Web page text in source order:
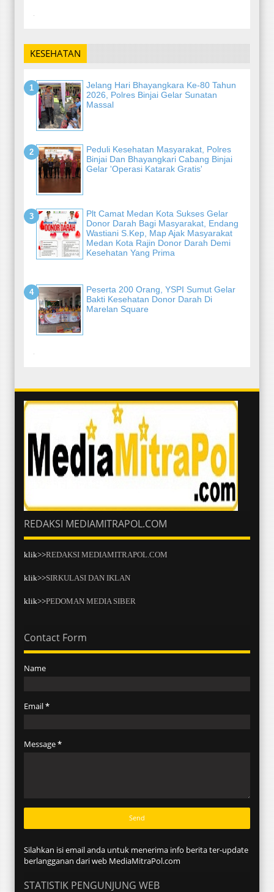
-
KESEHATAN
Jelang Hari Bhayangkara Ke-80 Tahun
2026, Polres Binjai Gelar Sunatan
Massal
Peduli Kesehatan Masyarakat, Polres
Binjai Dan Bhayangkari Cabang Binjai
Gelar 'Operasi Katarak Gratis'
Plt Camat Medan Kota Sukses Gelar
Donor Darah Bagi Masyarakat, Endang
Wastiani S.Kep, Map Ajak Masyarakat
Medan Kota Rajin Donor Darah Demi
Kesehatan Yang Prima
Peserta 200 Orang, YSPI Sumut Gelar
Bakti Kesehatan Donor Darah Di
Marelan Square
-
REDAKSI MEDIAMITRAPOL.COM
klik>>REDAKSI MEDIAMITRAPOL.COM
klik>>SIRKULASI DAN IKLAN
klik>>PEDOMAN MEDIA SIBER
Contact Form
Name
Email*
Message*
Silahkan isi email anda untuk menerima info berita ter-update
berlangganan dari web MediaMitraPol.com
STATISTIK PENGUNJUNG WEB